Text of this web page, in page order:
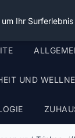
UND
Ihr